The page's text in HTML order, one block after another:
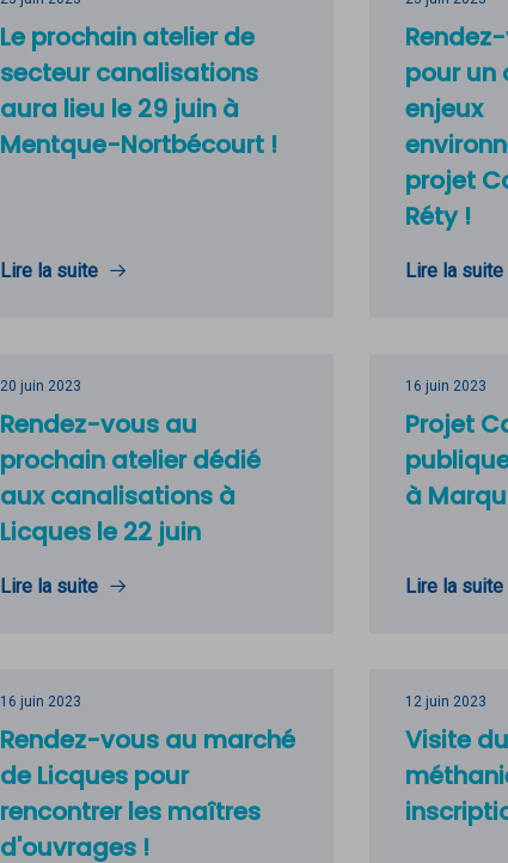
Le prochain atelier de
secteur canalisations
aura lieu le 29 juin à
Mentque-Nortbécourt !
Lire la suite
pour un
enjeux
projet
Réty !
Lire la suite
20 juin 2023
Rendez-vous au
prochain atelier dédié
aux canalisations à
Licques le 22 juin
Lire la suite
16 juin 2023
Projet
à
Lire la suite
16 juin 2023
Rendez-vous au marché
de Licques pour
rencontrer les maîtres
d'ouvrages !
12 juin 2023
Visite